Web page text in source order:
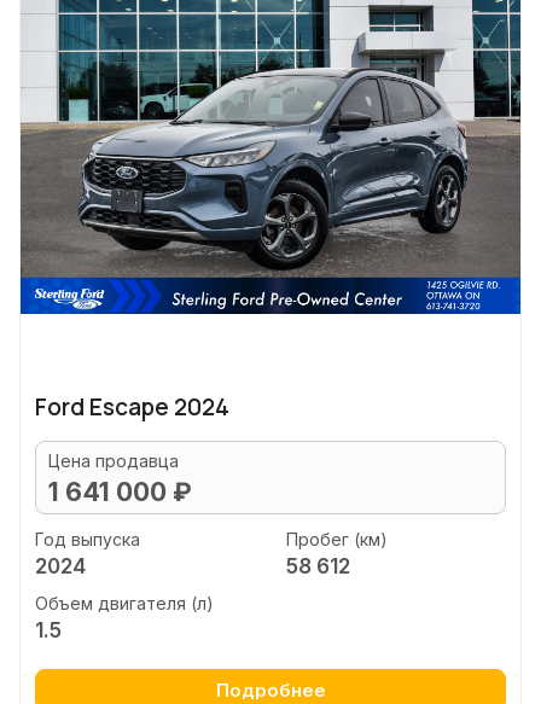
Ford Escape 2024
Цена продавца
1 641 000 ₽
Год выпуска
2024
Пробег (км)
58 612
Объем двигателя (л)
1.5
Подробнее